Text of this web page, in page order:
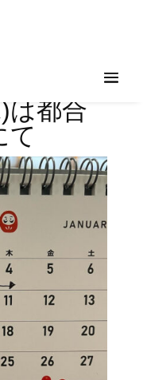
は都合
て